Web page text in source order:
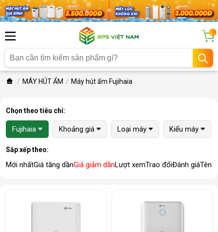
...
MÁY HÚT ẨM Máy hút ẩm Fujihaia
Chọn theo tiêu chí:
Fujihaia Khoảng giá Loại máy Kiểu máy
Sắp xếp theo:
Mới nhấtGiá tăng dầnGiá giảm dầnLượt xemTrao đổiĐánh giáTên